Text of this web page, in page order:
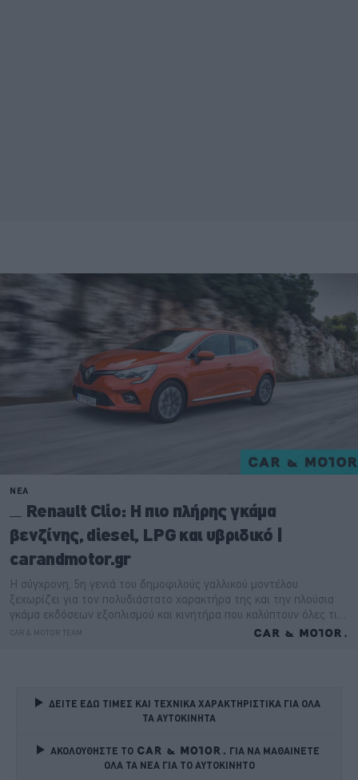
ΔΕΙΤΕ ΕΔΩ ΤΙΜΕΣ ΚΑΙ ΤΕΧΝΙΚΑ ΧΑΡΑΚΤΗΡΙΣΤΙΚΑ ΓΙΑ ΟΛΑ
ΤΑ ΑΥΤΟΚΙΝΗΤΑ
ΑΚΟΛΟΥΘΗΣΤΕ ΤΟ
ΓΙΑ ΝΑ ΜΑΘΑΙΝΕΤΕ
ΟΛΑ ΤΑ ΝΕΑ ΓΙΑ ΤΟ ΑΥΤΟΚΙΝΗΤΟ